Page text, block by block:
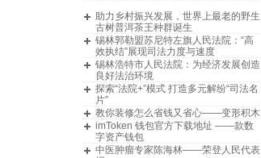
助力乡村振兴发展，世界上最老的野生
古树普洱茶王种群诞生
锡林郭勒盟苏尼特左旗人民法院：“高
效执结”展现司法力度与速度
锡林浩特市人民法院：为经济发展创造
良好法治环境
探索“法院+”模式 打造多元解纷“司法名
片”
教你装修怎么省钱又省心——变形积木
imToken 钱包官方下载地址 ——款数
字资产钱包
中医肿瘤专家陈海林——荣登人民代表